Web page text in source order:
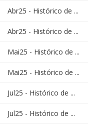
Abr25 - Histórico de ...
Abr25 - Histórico de ...
Mai25 - Histórico de ...
Mai25 - Histórico de ...
Jul25 - Histórico de ...
Jul25 - Histórico de ...